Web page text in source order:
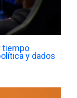
tiempo
y dados